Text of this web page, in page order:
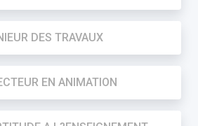
DES TRAVAUX
EN ANIMATION